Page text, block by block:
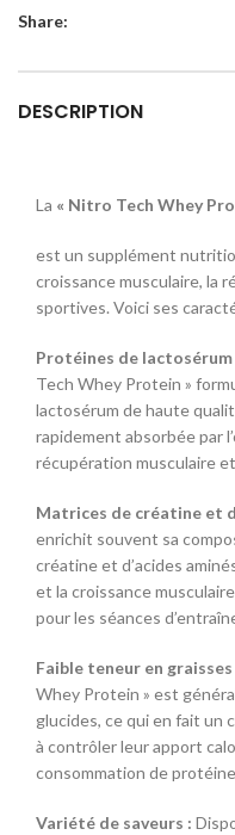
Share:
DESCRIPTION
La « Nitro Tech Whey
est un supplément
croissance musculaire, la
sportives. Voici ses
Protéines de
Tech Whey Protein »
lactosérum de haute
rapidement absorbée par
récupération musculaire
Matrices de créatine et
enrichit souvent sa
créatine et d’acides
et la croissance
pour les séances
Faible teneur en
Whey Protein » est
glucides, ce qui en fait un
à contrôler leur apport
consommation de
Variété de saveurs :